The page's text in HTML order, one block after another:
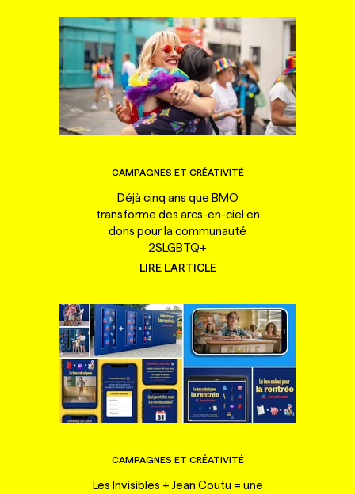
CAMPAGNES ET CRÉATIVITÉ
Déjà cinq ans que BMO
transforme des arcs-en-ciel en
dons pour la communauté
2SLGBTQ+
LIRE L'ARTICLE
CAMPAGNES ET CRÉATIVITÉ
Les Invisibles + Jean Coutu = une